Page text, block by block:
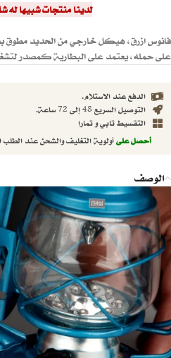
لدينا منتجات شبيها له
فانوس ازرق، هيكل خارجي من الحديد
على حمله، يعتمد على البطارية كمصدر
الدفع عند الاستلام.
التوصيل السريع 48 إلى 72 ساعة.
التقسيط تابي و تمارا
أحصل علىأولوية التغليف والشحن عند الطلب
الوصف